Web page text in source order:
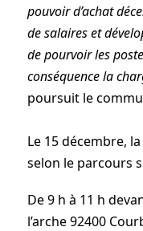
pouvoir d’achat
de salaires et
de pourvoir les
conséquence la
poursuit le
Le 15 décembre,
selon le parcours
De 9 h à 11 h
l’arche 92400